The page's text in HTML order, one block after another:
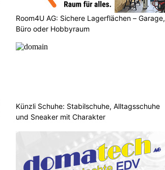
Room4U AG: Sichere Lagerflächen – Garage,
Büro oder Hobbyraum
Künzli Schuhe: Stabilschuhe, Alltagsschuhe
und Sneaker mit Charakter